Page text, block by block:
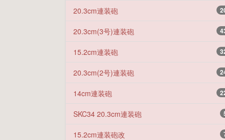
20.3cm連装砲
20.3cm(3号)連装砲
15.2cm連装砲
20.3cm(2号)連装砲
14cm連装砲
SKC34 20.3cm連装砲
15.2cm連装砲改